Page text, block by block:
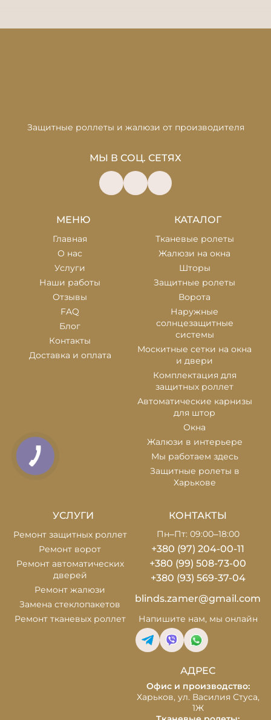
Защитные роллеты и жалюзи от производителя
МЫ В СОЦ. СЕТЯХ
МЕНЮ
Главная
О нас
Услуги
Наши работы
Отзывы
FAQ
Блог
Контакты
Доставка и оплата
КАТАЛОГ
Тканевые ролеты
Жалюзи на окна
Шторы
Защитные ролеты
Ворота
Наружные
солнцезащитные
системы
Москитные сетки на окна
и двери
Комплектация для
защитных роллет
Автоматические карнизы
для штор
Окна
Жалюзи в интерьере
Мы работаем здесь
Защитные ролеты в
Харькове
УСЛУГИ
Ремонт защитных роллет
Ремонт ворот
Ремонт автоматических
дверей
Ремонт жалюзи
Замена стеклопакетов
Ремонт тканевых роллет
КОНТАКТЫ
Пн–Пт: 09:00–18:00
+380 (97) 204-00-11
+380 (99) 508-73-00
+380 (93) 569-37-04
blinds.zamer@gmail.com
Напишите нам, мы онлайн
АДРЕС
Офис и производство:
Харьков, ул. Василия Стуса,
1Ж